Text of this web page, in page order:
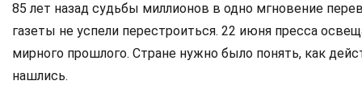
85 лет назад судьбы миллионов в одно мгновение
газеты не успели перестроиться. 22 июня пресса
мирного прошлого. Стране нужно было понять, как
нашлись.